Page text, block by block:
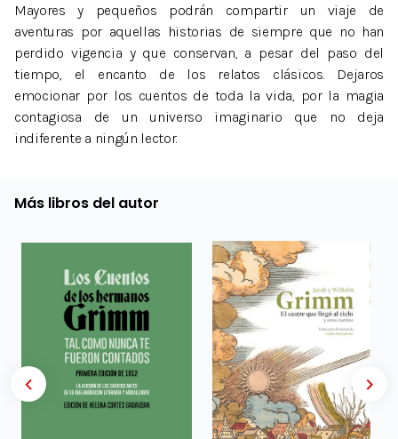
Mayores y pequeños podrán compartir un viaje de
aventuras por aquellas historias de siempre que no han
perdido vigencia y que conservan, a pesar del paso del
tiempo, el encanto de los relatos clásicos. Dejaros
emocionar por los cuentos de toda la vida, por la magia
contagiosa de un universo imaginario que no deja
indiferente a ningún lector.
Más libros del autor